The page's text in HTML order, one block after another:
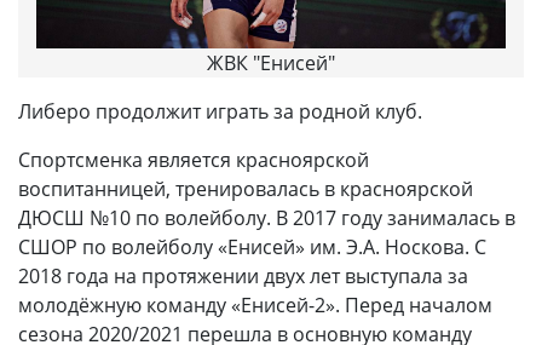
ЖВК "Енисей"
Либеро продолжит играть за родной клуб.
Спортсменка является красноярской
воспитанницей, тренировалась в красноярской
ДЮСШ №10 по волейболу. В 2017 году занималась в
СШОР по волейболу «Енисей» им. Э.А. Носкова. С
2018 года на протяжении двух лет выступала за
молодёжную команду «Енисей-2». Перед началом
сезона 2020/2021 перешла в основную команду